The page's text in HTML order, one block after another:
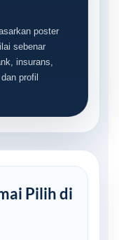
poster
sebenar
insurans,
profil
Pilih di